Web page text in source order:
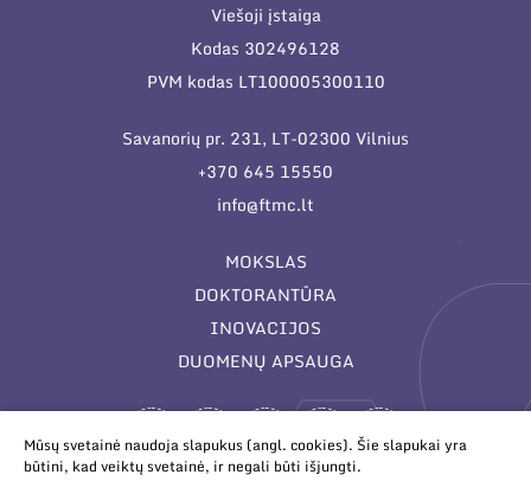
Viešoji įstaiga
Kodas 302496128
PVM kodas LT100005300110
Savanorių pr. 231, LT-02300 Vilnius
+370 645 15550
info@ftmc.lt
MOKSLAS
DOKTORANTŪRA
INOVACIJOS
DUOMENŲ APSAUGA
Mūsų svetainė naudoja slapukus (angl. cookies). Šie slapukai yra
būtini, kad veiktų svetainė, ir negali būti išjungti.